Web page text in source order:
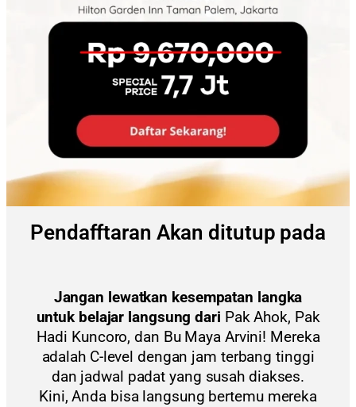
Pendafftaran Akan ditutup pada
Jangan lewatkan kesempatan langka
untuk belajar langsung dari Pak Ahok, Pak
Hadi Kuncoro, dan Bu Maya Arvini! Mereka
adalah C-level dengan jam terbang tinggi
dan jadwal padat yang susah diakses.
Kini, Anda bisa langsung bertemu mereka